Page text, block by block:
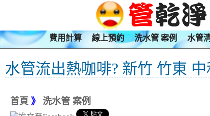
費用計算 線上預約 洗水管 案例 水管
水管流出熱咖啡? 新竹 竹東
首頁 》 洗水管 案例